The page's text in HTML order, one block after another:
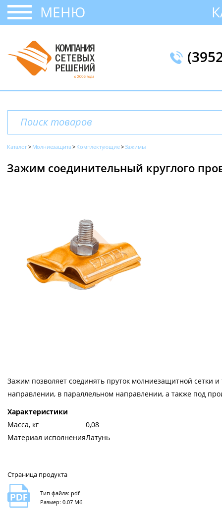
МЕНЮ
Каталог Молниезащита Комплектующие Зажимы
Зажим соединительный круглого
Зажим позволяет соединять пруток молниезащитной сетки
направлении, в параллельном направлении, а также под
Характеристики
Масса, кг
0,08
Материал исполненияЛатунь
Страница продукта
Тип файла: pdf
Размер: 0.07 Мб